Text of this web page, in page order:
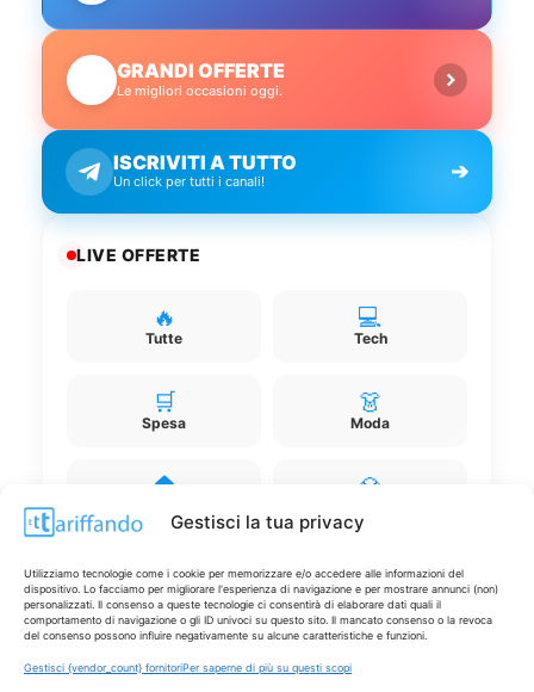
Gestisci la tua privacy
Utilizziamo tecnologie come i cookie per memorizzare e/o accedere alle informazioni del
dispositivo. Lo facciamo per migliorare l'esperienza di navigazione e per mostrare annunci (non)
personalizzati. Il consenso a queste tecnologie ci consentirà di elaborare dati quali il
comportamento di navigazione o gli ID univoci su questo sito. Il mancato consenso o la revoca
del consenso possono influire negativamente su alcune caratteristiche e funzioni.
Gestisci {vendor_count} fornitoriPer saperne di più su questi scopi
GRANDI OFFERTE
Le migliori occasioni oggi.
ISCRIVITI A TUTTO
Un click per tutti i canali! ➔
LIVE OFFERTE
🔥
Tutte
💻
Tech
🛒
Spesa
👗
Moda
🏠 💎
Disclaimer